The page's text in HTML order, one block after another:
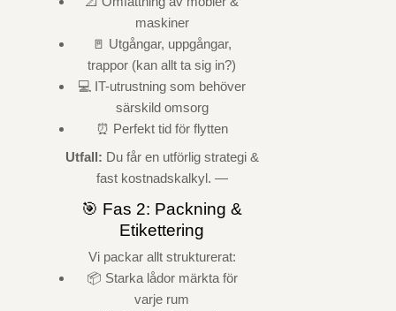
maskiner
🚪 Utgångar, uppgångar,
trappor (kan allt ta sig in?)
💻 IT-utrustning som behöver
särskild omsorg
⏰ Perfekt tid för flytten
Utfall: Du får en utförlig strategi &
fast kostnadskalkyl. —
🎯 Fas 2: Packning &
Etikettering
Vi packar allt strukturerat:
📦 Starka lådor märkta för
varje rum